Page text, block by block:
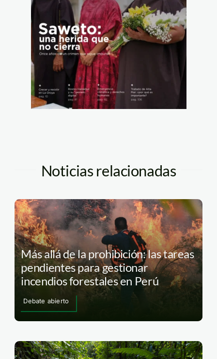
Noticias relacionadas
Más allá de la prohibición: las tareas
pendientes para gestionar
incendios forestales en Perú
Debate abierto